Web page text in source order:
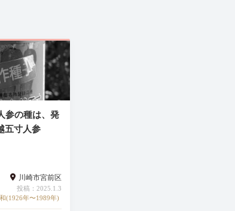
参の種は、発
五寸人参
川崎市宮前区
投稿：2025.1.3
(1926年〜1989年)